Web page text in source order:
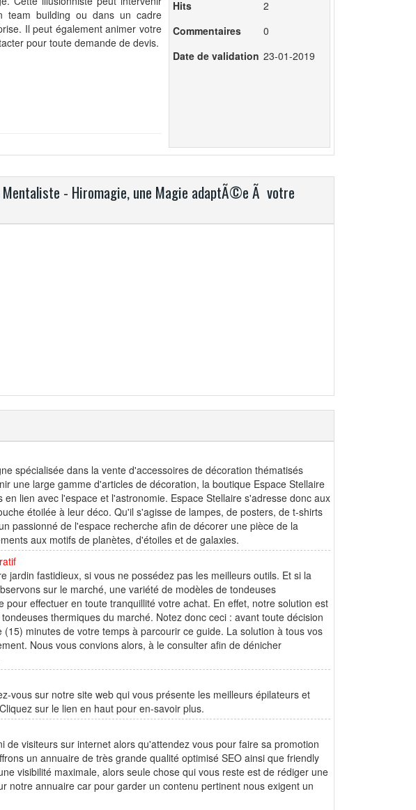
team building ou dans un cadre
Il peut également animer votre
pour toute demande de devis.
Hits
2
Commentaires
0
Date de validation 23-01-2019
- Hiromagie, une Magie adaptÃ©e Ã votre
spécialisée dans la vente d'accessoires de décoration thématisés
une large gamme d'articles de décoration, la boutique Espace Stellaire
lien avec l'espace et l'astronomie. Espace Stellaire s'adresse donc aux
étoilée à leur déco. Qu'il s'agisse de lampes, de posters, de t-shirts
passionné de l'espace recherche afin de décorer une pièce de la
aux motifs de planètes, d'étoiles et de galaxies.
jardin fastidieux, si vous ne possédez pas les meilleurs outils. Et si la
sur le marché, une variété de modèles de tondeuses
effectuer en toute tranquillité votre achat. En effet, notre solution est
thermiques du marché. Notez donc ceci : avant toute décision
minutes de votre temps à parcourir ce guide. La solution à tous vos
Nous vous convions alors, à le consulter afin de dénicher
vous sur notre site web qui vous présente les meilleurs épilateurs et
sur le lien en haut pour en-savoir plus.
de visiteurs sur internet alors qu'attendez vous pour faire sa promotion
un annuaire de très grande qualité optimisé SEO ainsi que friendly
visibilité maximale, alors seule chose qui vous reste est de rédiger une
notre annuaire car pour garder un contenu pertinent nous exigent un